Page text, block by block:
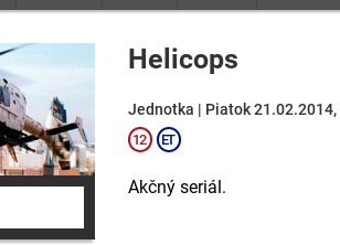
Helicops
Jednotka | Piatok 21.02.2014,
Akčný seriál.